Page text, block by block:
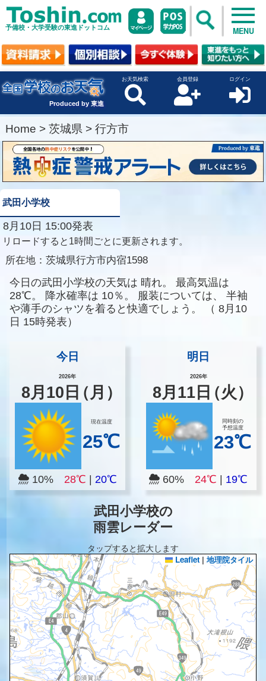
予備校・大学受験の東進ドットコム MENU
Produced by 東進
お天気検索 会員登録 ログイン
Home > 茨城県 > 行方市
武田小学校
8月10日 15:00発表
リロードすると1時間ごとに更新されます。
所在地： 茨城県行方市内宿1598
今日の武田小学校の天気は 晴れ。
最高気温は
28℃。
降水確率は 10％。 服装については、
半袖
や薄手のシャツを着ると快適でしょう。
（ 8月10
日 15時発表）
今日
2026年
8月 10 日（月）
現在温度
25℃
10% 28℃ 20℃
明日
2026年
8月 11日（火）
同時刻の
予想温度
23℃
60%24℃ 19℃
武田小学校の
雨雲レーダー
タップすると拡大します
Leaflet | 地理院タイル